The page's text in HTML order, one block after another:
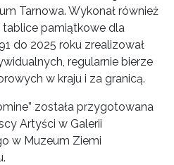
Tarnowa. Wykonał również
pamiątkowe dla
do 2025 roku zrealizował
regularnie bierze
w kraju i za granicą.
została przygotowana
Artyści w Galerii
w Muzeum Ziemi